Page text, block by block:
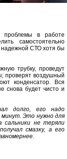
проблемы в работе
самостоятельно
надежной СТО хотя бы
трубку, проведут
проверят воздушный
конденсатор. Вся
снова будет чисто и
долго, его надо
минут. Это нужно для
сальники не теряли
смазку, а его